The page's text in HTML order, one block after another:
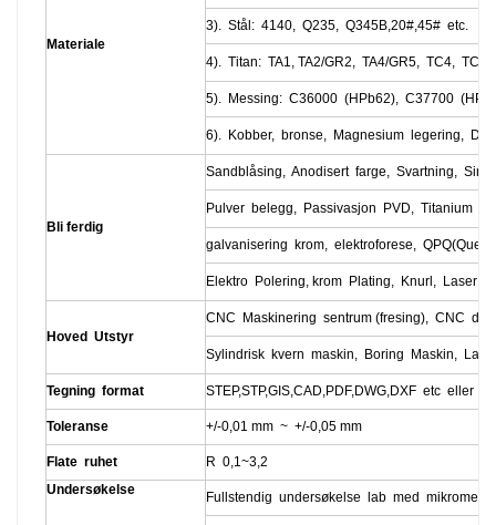
Materiale
3). Stål: 4140, Q235, Q345B,20#,45# etc.
4). Titan: TA1, TA2/GR2, TA4/GR5, TC4,
5). Messing: C36000 (HPb62), C37700
6). Kobber, bronse, Magnesium legering,
Bli ferdig
Sandblåsing, Anodisert farge, Svartning,
Pulver belegg, Passivasjon PVD, Titanium
galvanisering krom, elektroforese,
Elektro Polering, krom Plating, Knurl, Laser
Hoved Utstyr
CNC Maskinering sentrum (fresing), CNC
Sylindrisk kvern maskin, Boring Maskin,
Tegning format STEP,STP,GIS,CAD,PDF,DWG,DXF etc eller
Toleranse +/-0,01 mm ~ +/-0,05 mm
Flate ruhet
R 0,1~3,2
Undersøkelse
Fullstendig undersøkelse lab med